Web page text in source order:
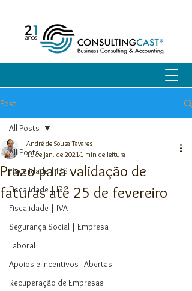
Post
All Posts
Fiscalidade | IRS
Fiscalidade | IRC
Fiscalidade | IVA
Segurança Social | Empresa
Laboral
Apoios e Incentivos - Abertas
Recuperação de Empresas
All Posts
Prazo para validação de
faturas até 25 de fevereiro
André de Sousa Tavares
11 de jan. de 20211 min de leitura